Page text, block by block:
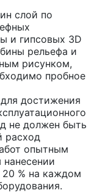
слой по
и гипсовых 3D
рельефа и
рисунком,
пробное
достижения
не должен быть
расход
опытным
% на каждом